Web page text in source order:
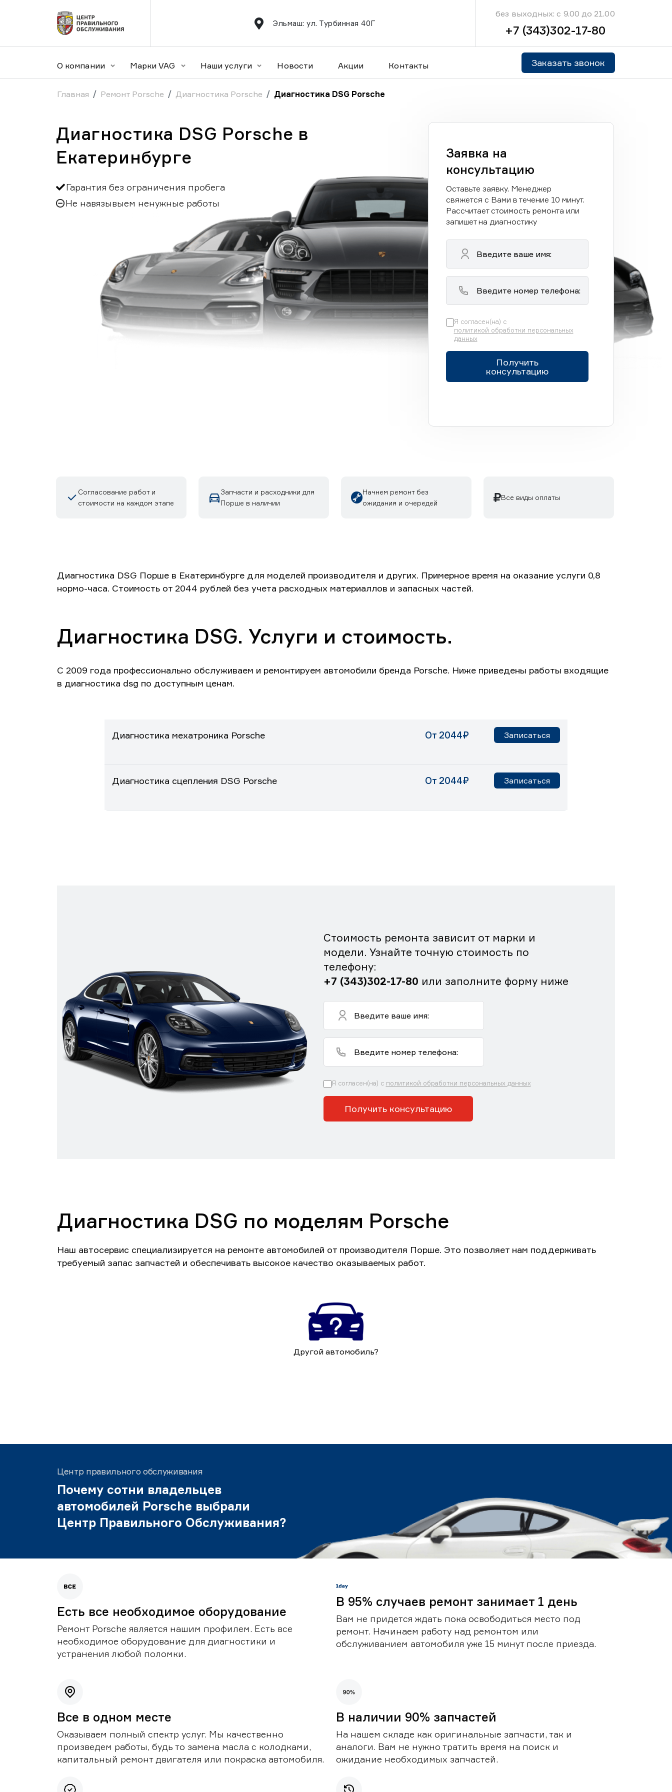
Эльмаш: ул. Турбинная 40Г
без выходных: с 9.00 до 21.00
+7 (343)302-17-80
О компании Марки VAG Наши услуги Новости Акции Контакты Заказать звонок
Главная Ремонт Porsche Диагностика Porsche Диагностика DSG Porsche
Диагностика DSG Porsche в
Екатеринбурге
Гарантия без ограничения пробега
Не навязывыем ненужные работы
Заявка на
консультацию
Оставьте заявку. Менеджер
свяжется с Вами в течение 10 минут.
Рассчитает стоимость ремонта или
запишет на диагностику
Я согласен(на) с
политикой обработки персональных
данных
Получить
консультацию
Согласование работ и
стоимости на каждом этапе
Запчасти и расходники для
Порше в наличии
Начнем ремонт без
ожидания и очередей
Все виды оплаты
Диагностика DSG Порше в Екатеринбурге для моделей производителя и других. Примерное время на оказание услуги 0,8
нормо-часа. Стоимость от 2044 рублей без учета расходных материаллов и запасных частей.
Диагностика DSG. Услуги и стоимость.
С 2009 года профессионально обслуживаем и ремонтируем автомобили бренда Porsche. Ниже приведены работы входящие
в диагностика dsg по доступным ценам.
Диагностика мехатроника Porsche От 2044₽ Записаться
Диагностика сцепления DSG Porsche От 2044₽ Записаться
Стоимость ремонта зависит от марки и
модели. Узнайте точную стоимость по
телефону:
+7 (343)302-17-80 или заполните форму ниже
Я согласен(на) с политикой обработки персональных данных
Получить консультацию
Диагностика DSG по моделям Porsche
Наш автосервис специализируется на ремонте автомобилей от производителя Порше. Это позволяет нам поддерживать
требуемый запас запчастей и обеспечивать высокое качество оказываемых работ.
Другой автомобиль?
Центр правильного обслуживания
Почему сотни владельцев
автомобилей Porsche выбрали
Центр Правильного Обслуживания?
Есть все необходимое оборудование
Ремонт Porsche является нашим профилем. Есть все
необходимое оборудование для диагностики и
устранения любой поломки.
В 95% случаев ремонт занимает 1 день
Вам не придется ждать пока освободиться место под
ремонт. Начинаем работу над ремонтом или
обслуживанием автомобиля уже 15 минут после приезда.
Все в одном месте
Оказываем полный спектр услуг. Мы качественно
произведем работы, будь то замена масла с колодками,
капитальный ремонт двигателя или покраска автомобиля.
В наличии 90% запчастей
На нашем складе как оригинальные запчасти, так и
аналоги. Вам не нужно тратить время на поиск и
ожидание необходимых запчастей.